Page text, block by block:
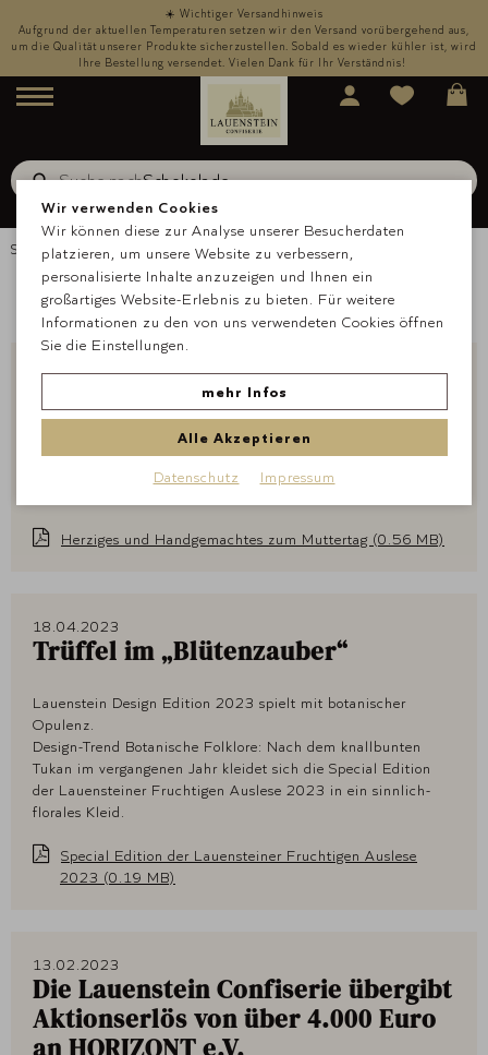
☀️ Wichtiger Versandhinweis
Aufgrund der aktuellen Temperaturen setzen wir den Versand vorübergehend aus,
um die Qualität unserer Produkte sicherzustellen. Sobald es wieder kühler ist, wird
Ihre Bestellung versendet. Vielen Dank für Ihr Verständnis!
Menü
Suche nachSchokolade
Startseite Presse-Lounge Presse-Texte
Presse-Texte
24.04.2023
„Mama, Du bist wundervoll“
Herziges und Handgemachtes zum Muttertag - Mit einer
neuen Mama-Edition und vielen süßen Geschenkideen feiert
Herziges und Handgemachtes zum Muttertag (0.56 MB)
18.04.2023
Trüffel im „Blütenzauber“
Lauenstein Design Edition 2023 spielt mit botanischer
Opulenz.
Design-Trend Botanische Folklore: Nach dem knallbunten
Tukan im vergangenen Jahr kleidet sich die Special Edition
der Lauensteiner Fruchtigen Auslese 2023 in ein sinnlich-
florales Kleid.
Special Edition der Lauensteiner Fruchtigen Auslese
2023 (0.19 MB)
13.02.2023
Die Lauenstein Confiserie übergibt
Aktionserlös von über 4.000 Euro
Wir verwenden Cookies
Wir können diese zur Analyse unserer Besucherdaten
platzieren, um unsere Website zu verbessern,
personalisierte Inhalte anzuzeigen und Ihnen ein
großartiges Website-Erlebnis zu bieten. Für weitere
Informationen zu den von uns verwendeten Cookies öffnen
Sie die Einstellungen.
mehr Infos
Alle Akzeptieren
Datenschutz Impressum